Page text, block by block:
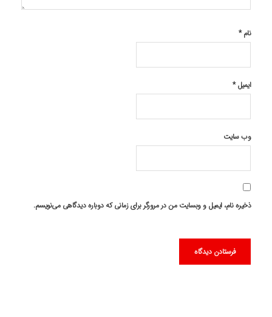
نام*
ایمیل*
وب‌ سایت
ذخیره نام، ایمیل و وبسایت من در مرورگر برای زمانی که دوباره دیدگاهی می‌نویسم.